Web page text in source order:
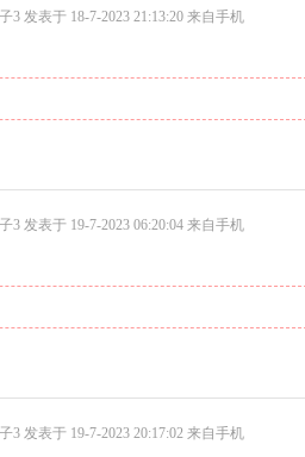
3 发表于 18-7-2023 21:13:20 来自手机
3 发表于 19-7-2023 06:20:04 来自手机
3 发表于 19-7-2023 20:17:02 来自手机